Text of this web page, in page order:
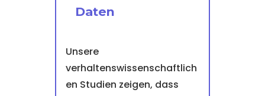
Daten
Unsere
verhaltenswissenschaftlich
en Studien zeigen, dass